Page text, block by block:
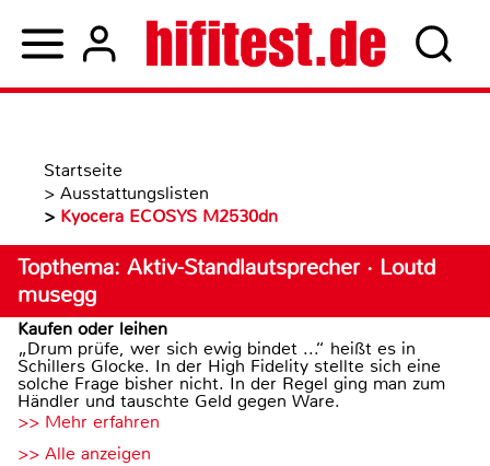
Startseite
> Ausstattungslisten
> Kyocera ECOSYS M2530dn
Topthema: Aktiv-Standlautsprecher · Loutd
musegg
Kaufen oder leihen
„Drum prüfe, wer sich ewig bindet ...“ heißt es in
Schillers Glocke. In der High Fidelity stellte sich eine
solche Frage bisher nicht. In der Regel ging man zum
Händler und tauschte Geld gegen Ware.
>> Mehr erfahren
>> Alle anzeigen